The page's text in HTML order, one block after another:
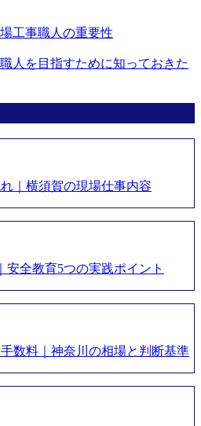
工事職人の重要性
人を目指すために知っておきた
｜横須賀の現場仕事内容
安全教育5つの実践ポイント
数料｜神奈川の相場と判断基準